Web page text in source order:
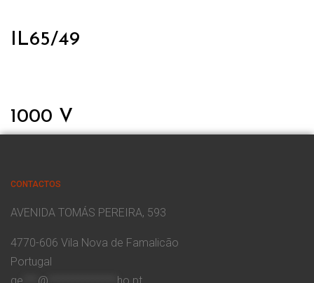
IL65/49
1000 V
CONTACTOS
AVENIDA TOMÁS PEREIRA, 593
4770-606 Vila Nova de Famalicão
Portugal